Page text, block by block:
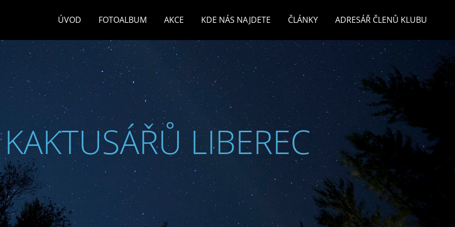
ÚVOD FOTOALBUM AKCE KDE NÁS NAJDETE ČLÁNKY ADRESÁŘ ČLENŮ KLUBU
LIBEREC